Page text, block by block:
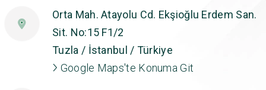
Orta Mah. Atayolu Cd. Ekşioğlu Erdem San.
Sit. No:15 F1/2
Tuzla / İstanbul / Türkiye
Google Maps'te Konuma Git